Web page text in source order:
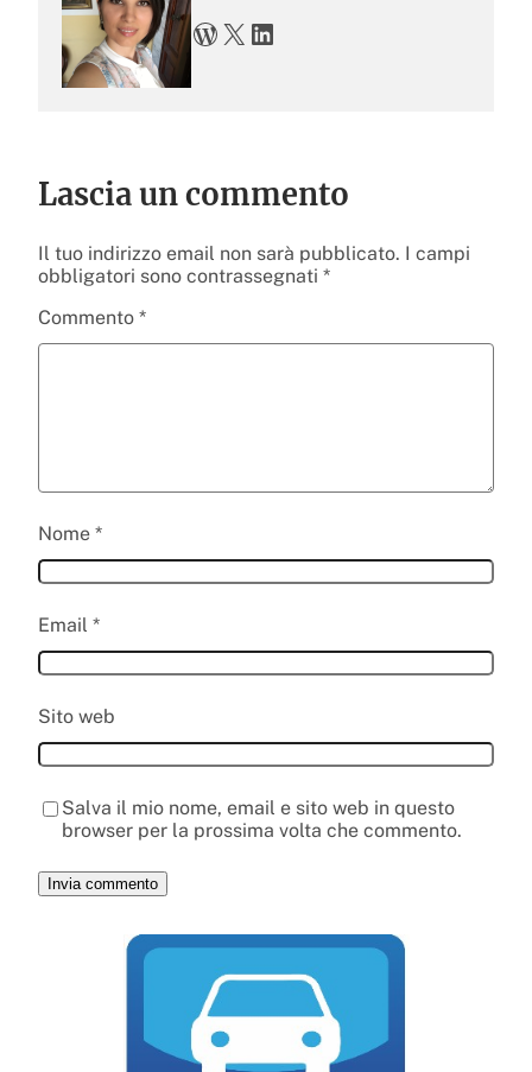
WordPress X LinkedIn
Lascia un commento
Il tuo indirizzo email non sarà pubblicato. I campi
obbligatori sono contrassegnati *
Commento *
Nome *
Email *
Sito web
Salva il mio nome, email e sito web in questo
browser per la prossima volta che commento.